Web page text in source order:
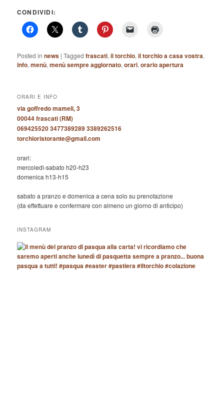
CONDIVIDI:
Posted in news |Tagged frascati,il torchio,il torchio a casa vostra,
info,menù,menù sempre aggiornato,orari,orario apertura
ORARI E INFO
via goffredo mameli, 3
00044 frascati (RM)
069425520 3477389289 3389262516
torchioristorante@gmail.com
orari:
mercoledì-sabato h20-h23
domenica h13-h15
sabato a pranzo e domenica a cena solo su prenotazione
(da effettuare e confermare con almeno un giorno di anticipo)
INSTAGRAM